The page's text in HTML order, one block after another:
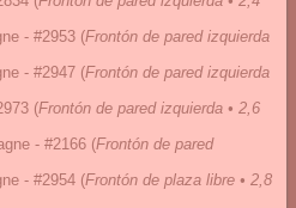
- #2953 (Frontón de pared izquierda
- #2947 (Frontón de pared izquierda
(Frontón de pared izquierda • 2,6
- #2166 (Frontón de pared
- #2954 (Frontón de plaza libre • 2,8